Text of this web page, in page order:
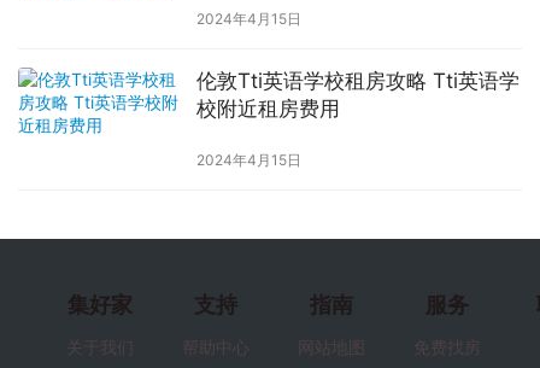
2024年4月15日
伦敦Tti英语学校租房攻略 Tti英语学
校附近租房费用
2024年4月15日
集好家
关于我们
支持
帮助中心
指南
网站地图
服务
免费找房